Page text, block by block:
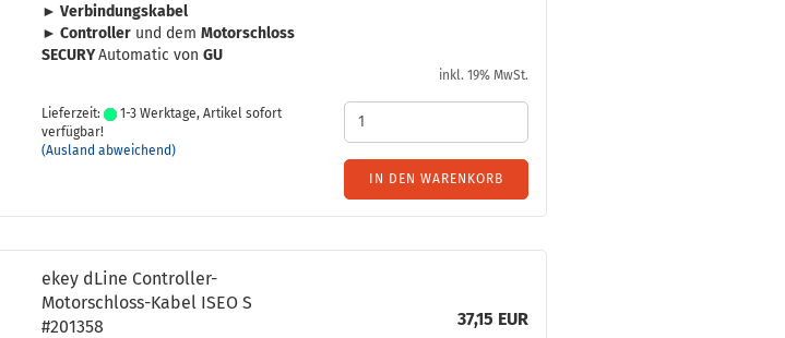
► Ver­bin­dungs­ka­bel
► Con­trol­ler und demMo­tor­schloss
SE­CU­RYAu­to­ma­tic vonGU
Lieferzeit:
1-3 Werktage, Artikel sofort
verfügbar!
(Ausland abweichend)
inkl. 19% MwSt.
IN DEN WARENKORB
ekey dLine Controller-​​
Motorschloss-​Kabel ISEO S
#201358
37,15 EUR